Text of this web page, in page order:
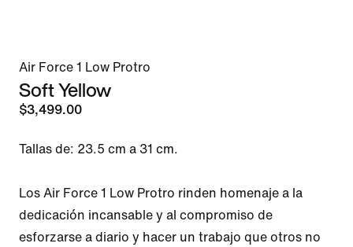
Air Force 1 Low Protro
Soft Yellow
$3,499.00
Tallas de: 23.5 cm a 31 cm.
Los Air Force 1 Low Protro rinden homenaje a la
dedicación incansable y al compromiso de
esforzarse a diario y hacer un trabajo que otros no